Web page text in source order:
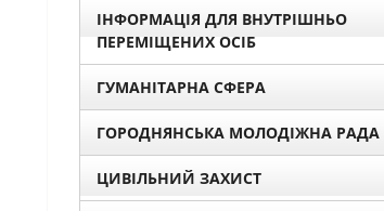
ІНФОРМАЦІЯ ДЛЯ ВНУТРІШНЬО
ПЕРЕМІЩЕНИХ ОСІБ
ГУМАНІТАРНА СФЕРА
ГОРОДНЯНСЬКА МОЛОДІЖНА РАДА
ЦИВІЛЬНИЙ ЗАХИСТ